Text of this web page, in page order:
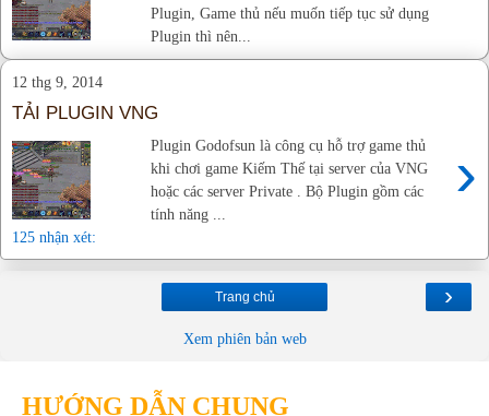
Plugin, Game thủ nếu muốn tiếp tục sử dụng
Plugin thì nên...
12 thg 9, 2014
TẢI PLUGIN VNG
›
Plugin Godofsun là công cụ hỗ trợ game thủ
khi chơi game Kiếm Thế tại server của VNG
hoặc các server Private . Bộ Plugin gồm các
tính năng ...
125 nhận xét:
›
Trang chủ
Xem phiên bản web
HƯỚNG DẪN CHUNG